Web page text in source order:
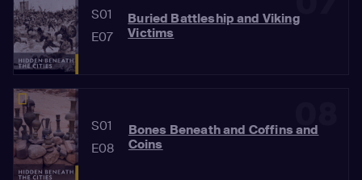
S01
E07
Buried Battleship and Viking
Victims
08
S01
E08
Bones Beneath and Coffins and
Coins